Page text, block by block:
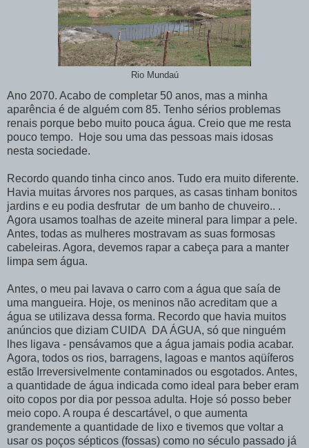
Rio Mundaú
Ano 2070. Acabo de completar 50 anos, mas a minha
aparência é de alguém com 85. Tenho sérios problemas
renais porque bebo muito pouca água. Creio que me resta
pouco tempo.
Hoje sou uma das pessoas mais idosas
nesta sociedade.
Recordo quando tinha cinco anos. Tudo era muito diferente.
Havia muitas árvores nos parques, as casas tinham bonitos
jardins e eu podia desfrutar de um banho de chuveiro.. .
Agora usamos toalhas de azeite mineral para limpar a pele.
Antes, todas as mulheres mostravam as suas formosas
cabeleiras. Agora, devemos rapar a cabeça para a manter
limpa sem água.
Antes, o meu pai lavava o carro com a água que saía de
uma mangueira. Hoje, os meninos não acreditam que a
água se utilizava dessa forma. Recordo que havia muitos
anúncios que diziam CUIDA DA ÁGUA, só que ninguém
lhes ligava - pensávamos que a água jamais podia acabar.
Agora, todos os rios, barragens, lagoas e mantos aqüíferos
estão Irreversivelmente contaminados ou esgotados. Antes,
a quantidade de água indicada como ideal para beber eram
oito copos por dia por pessoa adulta. Hoje só posso beber
meio copo. A roupa é descartável, o que aumenta
grandemente a quantidade de lixo e tivemos que voltar a
usar os poços sépticos (fossas) como no século passado já